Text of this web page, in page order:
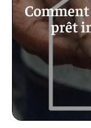
Comment
prêt